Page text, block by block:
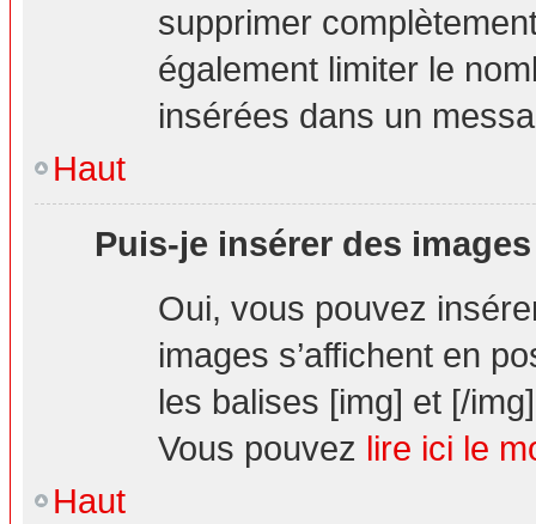
supprimer
également limiter le
insérées dans un
Haut
Puis-je insérer des
Oui, vous pouvez
images s’affichent en
les balises [img] et [/
Vous pouvez lire ici le
Haut